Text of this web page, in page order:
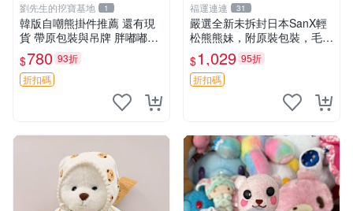
劉先生的挖寶基地 1
韓版自嘲熊掛件推薦 還有現
貨 帶原包裝與吊牌 胖嘟嘟超
可愛 毛絨手感佳 小熊掛件 自
嘲抱枕 小熊抱枕
$780 93折
折扣碼
福運連連 31
嚴選全新未拆封日本SanX輕
松熊熊妹，附原裝包裝，毛絨
質地極佳，細膩可愛，推薦收
藏兼送禮，適合女性好友或家
人，限量釋出。鬆熊、熊玩
$1,029 95折
折扣碼